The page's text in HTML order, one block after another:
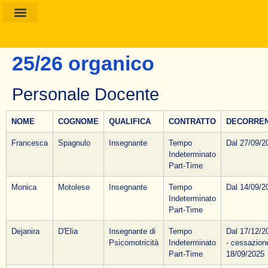
25/26 organico
Personale Docente
NOME COGNOME QUALIFICA CONTRATTO
Francesca Spagnulo Insegnante
Tempo
Indeterminato
Part-Time
Dal 27/09/
Monica Motolese Insegnante
Tempo
Indeterminato
Part-Time
Dal 14/09/
Dejanira D'Elia
Insegnante di
Psicomotricità
Tempo
Indeterminato
Part-Time
Dal 17/12/
-
18/09/2025